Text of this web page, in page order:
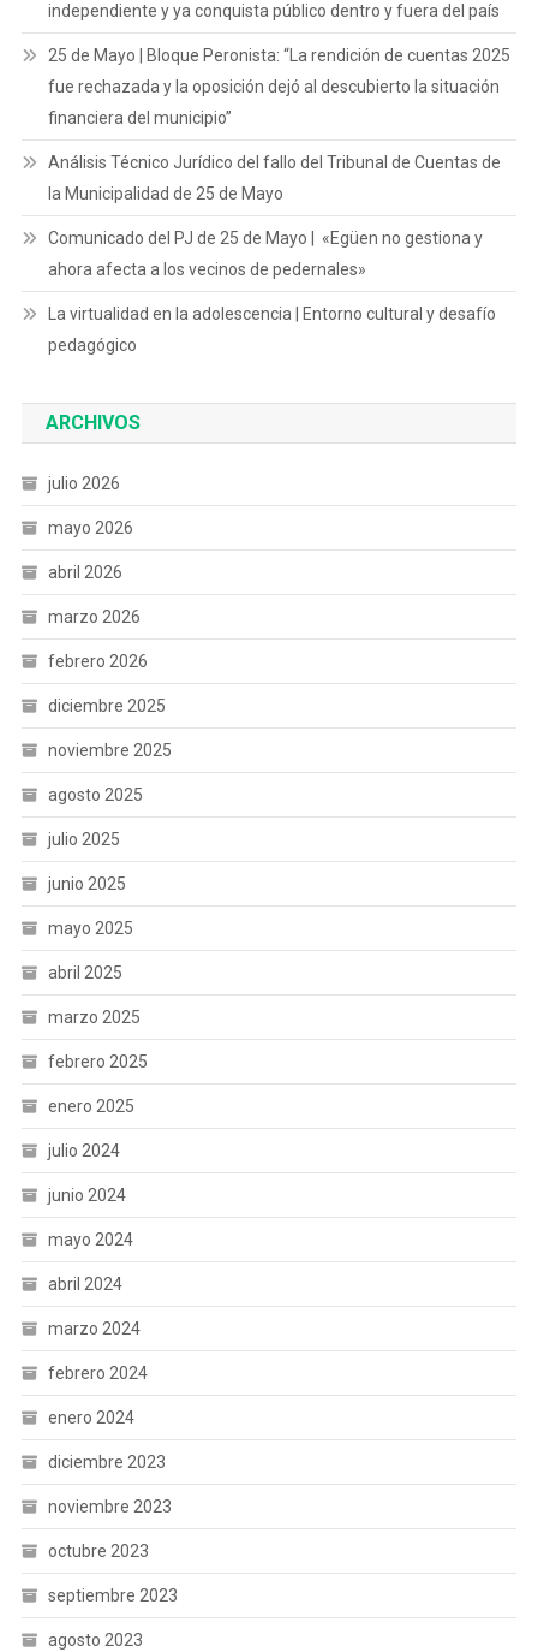
independiente y ya conquista público dentro y fuera del país
25 de Mayo | Bloque Peronista: “La rendición de cuentas 2025
fue rechazada y la oposición dejó al descubierto la situación
financiera del municipio”
Análisis Técnico Jurídico del fallo del Tribunal de Cuentas de
la Municipalidad de 25 de Mayo
Comunicado del PJ de 25 de Mayo | «Egüen no gestiona y
ahora afecta a los vecinos de pedernales»
La virtualidad en la adolescencia | Entorno cultural y desafío
pedagógico
ARCHIVOS
julio 2026
mayo 2026
abril 2026
marzo 2026
febrero 2026
diciembre 2025
noviembre 2025
agosto 2025
julio 2025
junio 2025
mayo 2025
abril 2025
marzo 2025
febrero 2025
enero 2025
julio 2024
junio 2024
mayo 2024
abril 2024
marzo 2024
febrero 2024
enero 2024
diciembre 2023
noviembre 2023
octubre 2023
septiembre 2023
agosto 2023